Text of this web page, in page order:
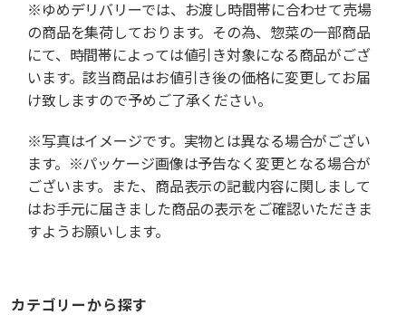
※ゆめデリバリーでは、お渡し時間帯に合わせて売場
の商品を集荷しております。その為、惣菜の一部商品
にて、時間帯によっては値引き対象になる商品がござ
います。該当商品はお値引き後の価格に変更してお届
け致しますので予めご了承ください。
※写真はイメージです。実物とは異なる場合がござい
ます。※パッケージ画像は予告なく変更となる場合が
ございます。また、商品表示の記載内容に関しまして
はお手元に届きました商品の表示をご確認いただきま
すようお願いします。
カテゴリーから探す